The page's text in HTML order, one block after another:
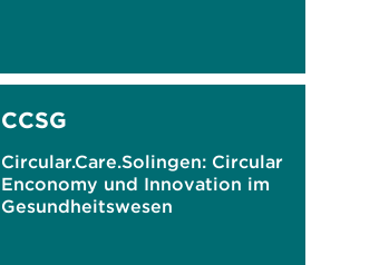
CCSG
Circular.Care.Solingen: Circular
Enconomy und Innovation im
Gesundheitswesen